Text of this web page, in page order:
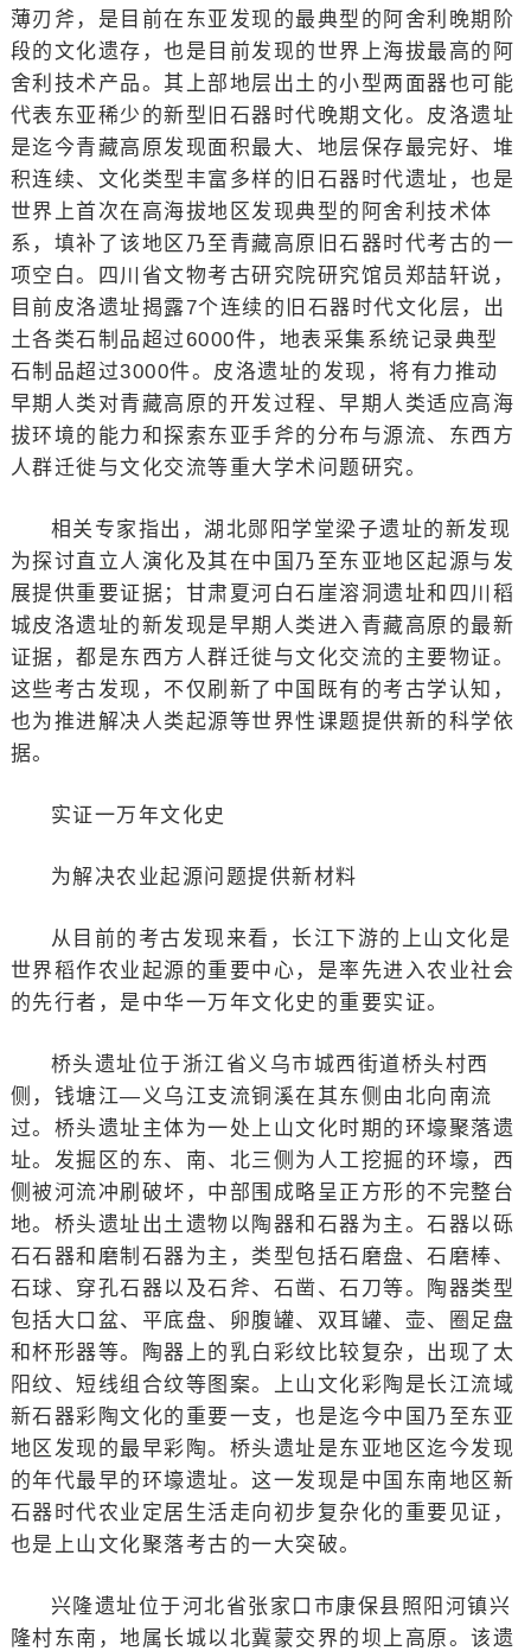
薄刃斧，是目前在东亚发现的最典型的阿舍利晚期阶
段的文化遗存，也是目前发现的世界上海拔最高的阿
舍利技术产品。其上部地层出土的小型两面器也可能
代表东亚稀少的新型旧石器时代晚期文化。皮洛遗址
是迄今青藏高原发现面积最大、地层保存最完好、堆
积连续、文化类型丰富多样的旧石器时代遗址，也是
世界上首次在高海拔地区发现典型的阿舍利技术体
系，填补了该地区乃至青藏高原旧石器时代考古的一
项空白。四川省文物考古研究院研究馆员郑喆轩说，
目前皮洛遗址揭露7个连续的旧石器时代文化层，出
土各类石制品超过6000件，地表采集系统记录典型
石制品超过3000件。皮洛遗址的发现，将有力推动
早期人类对青藏高原的开发过程、早期人类适应高海
拔环境的能力和探索东亚手斧的分布与源流、东西方
人群迁徙与文化交流等重大学术问题研究。
相关专家指出，湖北郧阳学堂梁子遗址的新发现
为探讨直立人演化及其在中国乃至东亚地区起源与发
展提供重要证据；甘肃夏河白石崖溶洞遗址和四川稻
城皮洛遗址的新发现是早期人类进入青藏高原的最新
证据，都是东西方人群迁徙与文化交流的主要物证。
这些考古发现，不仅刷新了中国既有的考古学认知，
也为推进解决人类起源等世界性课题提供新的科学依
据。
实证一万年文化史
为解决农业起源问题提供新材料
从目前的考古发现来看，长江下游的上山文化是
世界稻作农业起源的重要中心，是率先进入农业社会
的先行者，是中华一万年文化史的重要实证。
桥头遗址位于浙江省义乌市城西街道桥头村西
侧，钱塘江—义乌江支流铜溪在其东侧由北向南流
过。桥头遗址主体为一处上山文化时期的环壕聚落遗
址。发掘区的东、南、北三侧为人工挖掘的环壕，西
侧被河流冲刷破坏，中部围成略呈正方形的不完整台
地。桥头遗址出土遗物以陶器和石器为主。石器以砾
石石器和磨制石器为主，类型包括石磨盘、石磨棒、
石球、穿孔石器以及石斧、石凿、石刀等。陶器类型
包括大口盆、平底盘、卵腹罐、双耳罐、壶、圈足盘
和杯形器等。陶器上的乳白彩纹比较复杂，出现了太
阳纹、短线组合纹等图案。上山文化彩陶是长江流域
新石器彩陶文化的重要一支，也是迄今中国乃至东亚
地区发现的最早彩陶。桥头遗址是东亚地区迄今发现
的年代最早的环壕遗址。这一发现是中国东南地区新
石器时代农业定居生活走向初步复杂化的重要见证，
也是上山文化聚落考古的一大突破。
兴隆遗址位于河北省张家口市康保县照阳河镇兴
隆村东南，地属长城以北冀蒙交界的坝上高原。该遗